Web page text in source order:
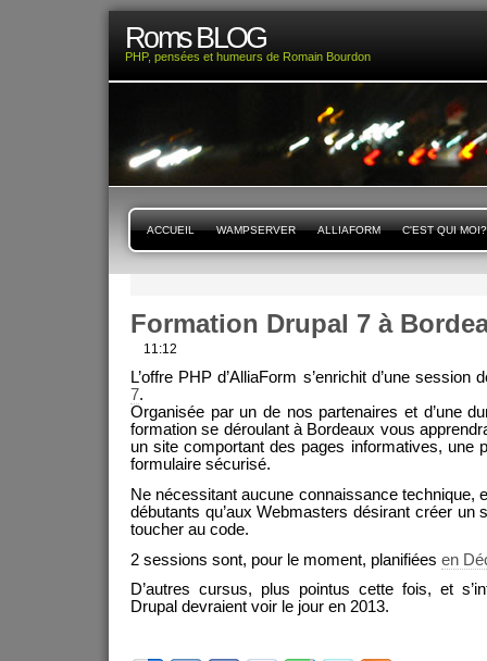
Roms BLOG
PHP, pensées et humeurs de Romain Bourdon
ACCUEIL WAMPSERVER ALLIAFORM C'EST QUI MOI?
Formation Drupal 7 à
11:12
L’offre PHP d’AlliaForm s’enrichit d’une session
7.
Organisée par un de nos partenaires et d’une
formation se déroulant à Bordeaux vous
un site comportant des pages informatives, une
formulaire sécurisé.
Ne nécessitant aucune connaissance technique,
débutants qu’aux Webmasters désirant créer un
toucher au code.
2 sessions sont, pour le moment, planifiées en
D’autres cursus, plus pointus cette fois, et
Drupal devraient voir le jour en 2013.